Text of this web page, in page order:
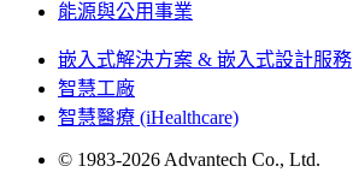
能源與公用事業
嵌入式解決方案 & 嵌入式設計服務
智慧工廠
智慧醫療 (iHealthcare)
© 1983-2026 Advantech Co., Ltd.